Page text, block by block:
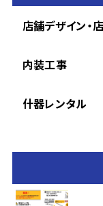
店舗デザイン・
内装工事
什器レンタル